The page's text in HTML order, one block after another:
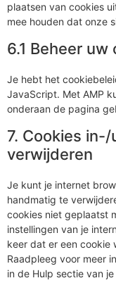
plaatsen van cookies
mee houden dat onze
6.1 Beheer
Je hebt het
JavaScript. Met AMP
onderaan de pagina
7. Cookies
verwijderen
Je kunt je internet
handmatig te
cookies niet geplaatst
instellingen van je
keer dat er een
Raadpleeg voor meer
in de Hulp sectie van